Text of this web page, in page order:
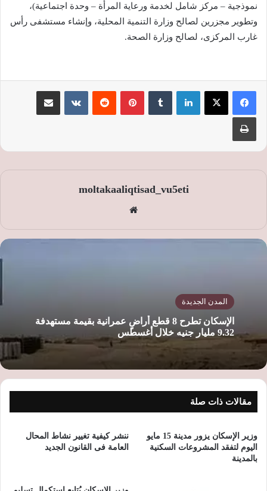
نموذجية – مركز شامل لخدمة ورعاية المرأة – وحدة اجتماعية)،
وتطوير مجزرين لصالح وزارة التنمية المحلية، وإنشاء مستشفى رأس
غارب المركزى، لصالح وزارة الصحة.
لينكدإن بينتيريست
moltakaaliqtisad_vu5eti
الوي
المدن الجديدة
الإسكان تطرح 8 قطع أراضٍ عمرانية بقيمة مستهدفة
9.32 مليار جنيه خلال أغسطس
مقالات ذات صلة
وزير الإسكان يزور مدينة 15 مايو
اليوم لتفقد المشروعات السكنية
بالمدينة
ننشر كيفية تغيير نشاط المحال
العامة فى القانون الجديد